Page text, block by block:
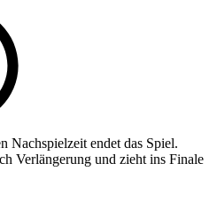
Nachspielzeit endet das Spiel.
Verlängerung und zieht ins Finale